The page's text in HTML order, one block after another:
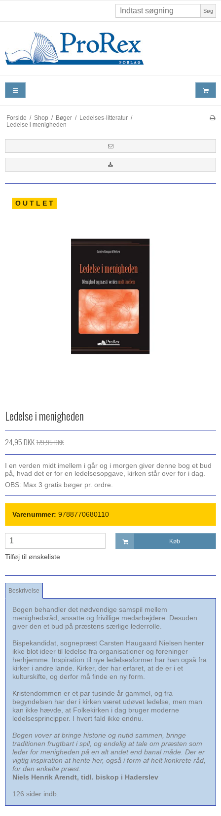
Søg
Forside / Shop / Bøger / Ledelses-litteratur /
Ledelse i menigheden
O U T L E T
Ledelse i menigheden
24,95 DKK179,95 DKK
I en verden midt imellem i går og i morgen giver denne bog et bud
på, hvad det er for en ledelsesopgave, kirken står over for i dag.
OBS: Max 3 gratis bøger pr. ordre.
Varenummer: 9788770680110
Køb
Tilføj til ønskeliste
Beskrivelse
Bogen behandler det nødvendige samspil mellem
menighedsråd, ansatte og frivillige medarbejdere. Desuden
giver den et bud på præstens særlige lederrolle.
Bispekandidat, sognepræst Carsten Haugaard Nielsen henter
ikke blot ideer til ledelse fra organisationer og foreninger
herhjemme. Inspiration til nye ledelsesformer har han også fra
kirker i andre lande. Kirker, der har erfaret, at de er i et
kulturskifte, og derfor må finde en ny form.
Kristendommen er et par tusinde år gammel, og fra
begyndelsen har der i kirken været udøvet ledelse, men man
kan ikke hævde, at Folkekirken i dag bruger moderne
ledelsesprincipper. I hvert fald ikke endnu.
Bogen vover at bringe historie og nutid sammen, bringe
traditionen frugtbart i spil, og endelig at tale om præsten som
leder for menigheden på en alt andet end banal måde. Der er
vigtig inspiration at hente her, også i form af helt konkrete råd,
for den enkelte præst.
Niels Henrik Arendt, tidl. biskop i Haderslev
126 sider indb.